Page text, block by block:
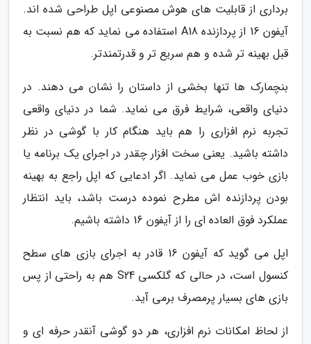
برداری از قابلیت های هوش مصنوعی اپل طراحی شده اند.
آیفون 16 از پردازنده A18 استفاده می نماید که هم نسبت به
قبل بهینه تر شده و هم سریع تر و قدرتمندتر.
بنچمارک ها تنها بخشی از داستان را نشان می دهند. در
دنیای واقعی، شرایط فرق می نماید. شما در دنیای واقعی
تجربه نرم افزاری را هم باید هنگام کار با گوشی در نظر
داشته باشید. یعنی سخت افزار چقدر در اجرای یک برنامه یا
بازی خوب عمل می نماید. اگر ادعایی که اپل راجع به بهینه
بودن پردازنده اش مطرح نموده درست باشد، باید انتظار
عملکرد فوق العاده ای را از آیفون 16 داشته باشیم.
اپل می گوید که آیفون 16 قادر به اجرای بازی های سطح
کنسول است، در حالی که گلکسی S24 هم به راحتی از پس
بازی های بسیار پرمصرف برمی آید.
از لحاظ امکانات نرم افزاری، هر دو گوشی آنقدر حرفه ای و